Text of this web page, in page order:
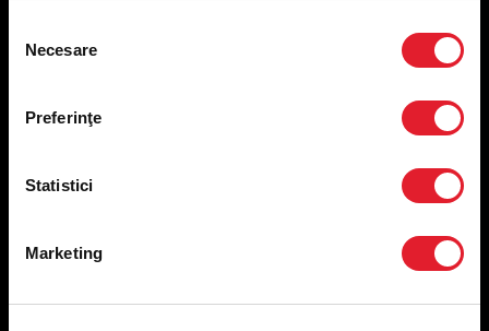
consimțământului
Necesare
Preferinţe
Statistici
Marketing
Condiții de desfășurare „Descarcă KFC APP”